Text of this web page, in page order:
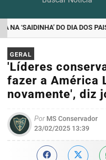
‘SAIDINHA’ DO DIA DOS
EM ALTA
GERAL
'Líderes
fazer a América
novamente', diz
Por MS Conservador
23/02/2025 13:39